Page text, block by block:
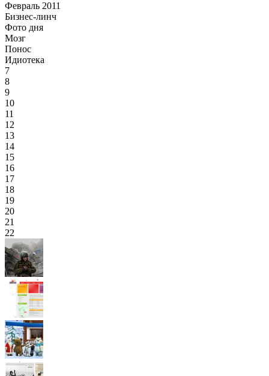
Февраль 2011
Бизнес-линч
Фото дня
Мозг
Понос
Идиотека
7
8
9
10
11
12
13
14
15
16
17
18
19
20
21
22